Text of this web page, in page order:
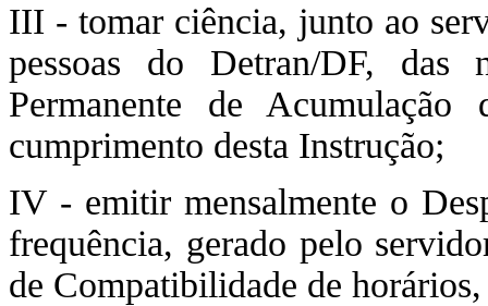
III - tomar ciência, junto ao
pessoas do Detran/DF, das
Permanente de
cumprimento desta Instrução;
IV - emitir mensalmente o
frequência, gerado pelo
de Compatibilidade de